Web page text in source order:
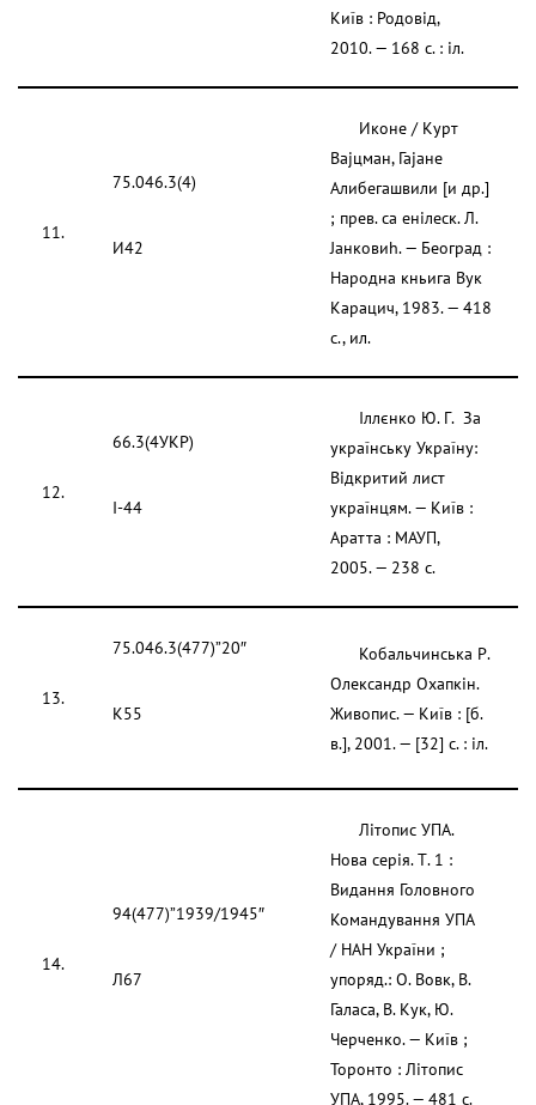
Київ : Родовід,
2010. — 168 с. : іл.
11.
75.046.3(4)
И42
Иконе / Курт
Ваjцман, Гаjане
Алибегашвили [и др.]
; прев. са енілеск. Л.
Jанковиh. — Београд :
Народна кньига Вук
Карацич, 1983. — 418
с., ил.
12.
66.3(4УКР)
І-44
Іллєнко Ю. Г. За
українську Україну:
Відкритий лист
українцям. — Київ :
Аратта : МАУП,
2005. — 238 с.
13.
75.046.3(477)”20″
К55
Кобальчинська Р.
Олександр Охапкін.
Живопис. — Київ : [б.
в.], 2001. — [32] с. : іл.
14.
94(477)”1939/1945″
Л67
Літопис УПА.
Нова серія. Т. 1 :
Видання Головного
Командування УПА
/ НАН України ;
упоряд.: О. Вовк, В.
Галаса, В. Кук, Ю.
Черченко. — Київ ;
Торонто : Літопис
УПА, 1995. — 481 с.